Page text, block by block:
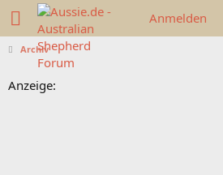
Anmelden
Archiv
Anzeige: